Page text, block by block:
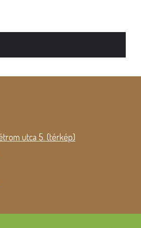
utca 5. (térkép)